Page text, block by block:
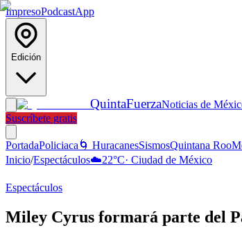
ImpresoPodcastApp
Edición
QuintaFuerzaNoticias de
Suscríbete gratis
PortadaPoliciaca 🌀 HuracanesSismosQuintana Roo
Inicio/Espectáculos☁️22°C· Ciudad de México
Espectáculos
Miley Cyrus formará parte del